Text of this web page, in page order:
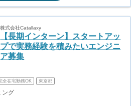
株式会社Catallaxy
【長期インターン】スタートアッ
プで実務経験を積みたいエンジニ
ア募集
全在宅勤務OK 東京都
ング